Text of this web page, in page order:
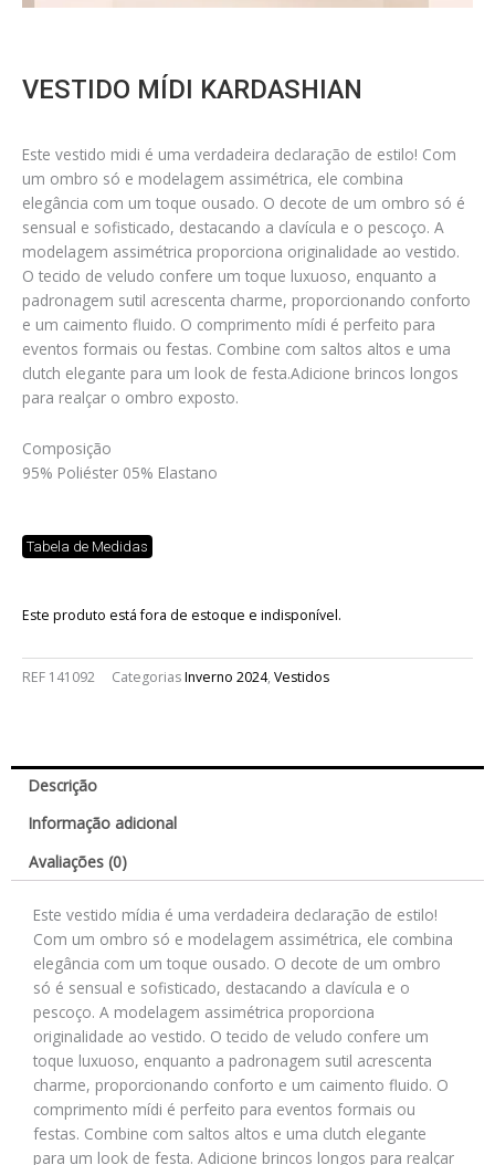
VESTIDO MÍDI KARDASHIAN
Este vestido midi é uma verdadeira declaração de estilo! Com
um ombro só e modelagem assimétrica, ele combina
elegância com um toque ousado. O decote de um ombro só é
sensual e sofisticado, destacando a clavícula e o pescoço. A
modelagem assimétrica proporciona originalidade ao vestido.
O tecido de veludo confere um toque luxuoso, enquanto a
padronagem sutil acrescenta charme, proporcionando conforto
e um caimento fluido. O comprimento mídi é perfeito para
eventos formais ou festas. Combine com saltos altos e uma
clutch elegante para um look de festa.Adicione brincos longos
para realçar o ombro exposto.
Composição
95% Poliéster 05% Elastano
Tabela de Medidas
Este produto está fora de estoque e indisponível.
REF 141092 CategoriasInverno 2024, Vestidos
Descrição
Informação adicional
Avaliações (0)
Este vestido mídia é uma verdadeira declaração de estilo!
Com um ombro só e modelagem assimétrica, ele combina
elegância com um toque ousado. O decote de um ombro
só é sensual e sofisticado, destacando a clavícula e o
pescoço. A modelagem assimétrica proporciona
originalidade ao vestido. O tecido de veludo confere um
toque luxuoso, enquanto a padronagem sutil acrescenta
charme, proporcionando conforto e um caimento fluido. O
comprimento mídi é perfeito para eventos formais ou
festas. Combine com saltos altos e uma clutch elegante
para um look de festa. Adicione brincos longos para realçar